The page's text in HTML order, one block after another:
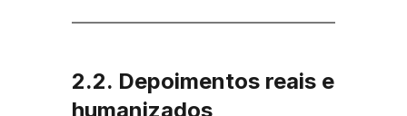
2.2. Depoimentos reais e
humanizados